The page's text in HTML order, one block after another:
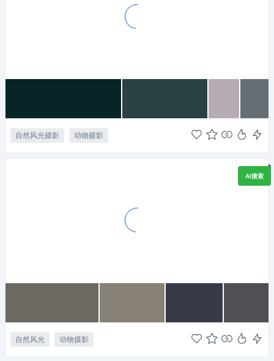
自然风光摄影 动物摄影
AI搜索
自然风光 动物摄影